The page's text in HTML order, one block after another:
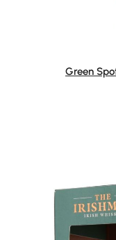
Durchschnittliche
Green